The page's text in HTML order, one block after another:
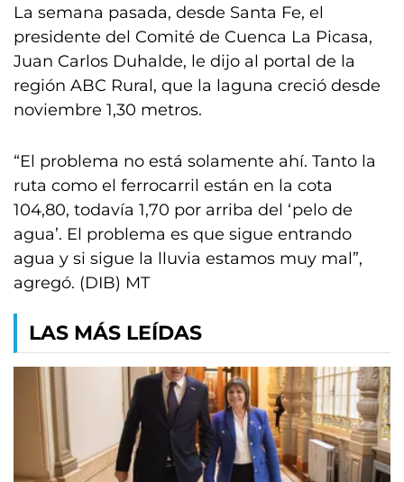
La semana pasada, desde Santa Fe, el
presidente del Comité de Cuenca La Picasa,
Juan Carlos Duhalde, le dijo al portal de la
región ABC Rural, que la laguna creció desde
noviembre 1,30 metros.
“El problema no está solamente ahí. Tanto la
ruta como el ferrocarril están en la cota
104,80, todavía 1,70 por arriba del ‘pelo de
agua’. El problema es que sigue entrando
agua y si sigue la lluvia estamos muy mal”,
agregó. (DIB) MT
LAS MÁS LEÍDAS